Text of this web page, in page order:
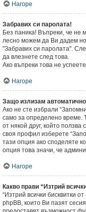
Нагоре
Забравих си паролата!
Без паника! Въпреки, че не
лесно можем да Ви дадем
"Забравих си паролата".
да влезнете след това.
Ако въпреки това не
Нагоре
Защо излизам
Ако не сте избрали
само за определено време.
от някой друг, който
своя профил изберете
тази опция ако споделяте
опция това значи, че
Нагоре
Какво прави “Изтрий
“Изтрий всички бисквитки
phpBB, които Ви пазят